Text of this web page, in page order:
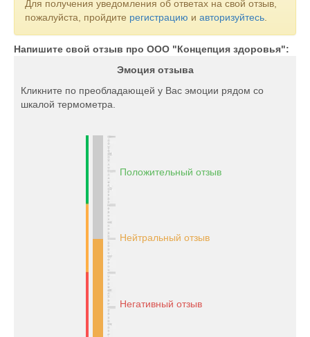
соединения).
Для получения уведомления об ответах на свой отзыв,
пожалуйста, пройдите регистрацию и авторизуйтесь
Напишите свой отзыв про ООО "Концепция здоровья":
Эмоция отзыва
Кликните по преобладающей у Вас эмоции рядом со
шкалой термометра.
Положительный отзыв
Нейтральный отзыв
Негативный отзыв